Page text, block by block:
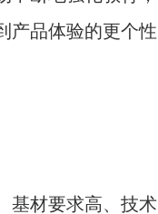
产品体验的更个性
材要求高、技术